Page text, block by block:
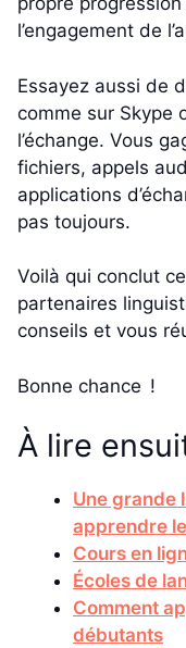
l’engagement de
Essayez aussi de
comme sur Skype
l’échange. Vous
fichiers, appels
applications
pas toujours.
Voilà qui conclut
partenaires
conseils et vous
Bonne chance !
À lire
Une grande
apprendre
Cours en
Écoles de
Comment
débutants